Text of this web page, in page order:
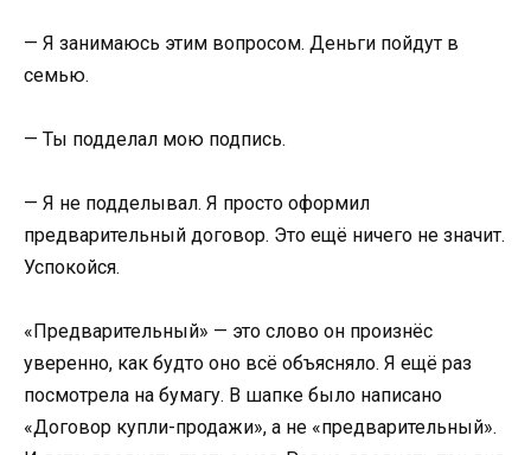
— Я занимаюсь этим вопросом. Деньги пойдут в
семью.
— Ты подделал мою подпись.
— Я не подделывал. Я просто оформил
предварительный договор. Это ещё ничего не значит.
Успокойся.
«Предварительный» — это слово он произнёс
уверенно, как будто оно всё объясняло. Я ещё раз
посмотрела на бумагу. В шапке было написано
«Договор купли-продажи», а не «предварительный».